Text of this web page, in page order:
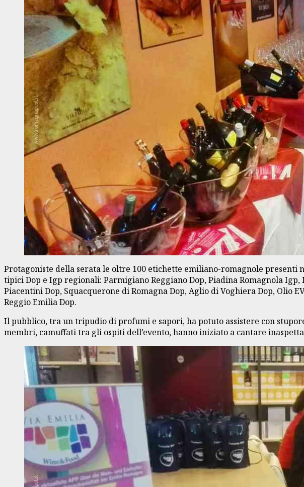
Protagoniste della serata le oltre 100 etichette emiliano-romagnole presenti
tipici Dop e Igp regionali: Parmigiano Reggiano Dop, Piadina Romagnola
Piacentini Dop, Squacquerone di Romagna Dop, Aglio di Voghiera Dop, Olio
Reggio Emilia Dop.
Il pubblico, tra un tripudio di profumi e sapori, ha potuto assistere con
membri, camuffati tra gli ospiti dell’evento, hanno iniziato a cantare